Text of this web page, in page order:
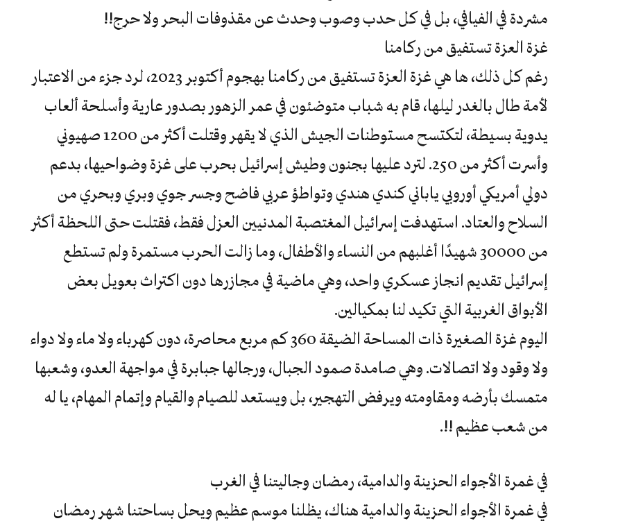
مشردة في الفيافي، بل في كل حدب وصوب وحدث عن مقذوفات البحر ولا حرج!!
غزة العزة تستفيق من ركامنا
رغم كل ذلك، ها هي غزة العزة تستفيق من ركامنا بهجوم أكتوبر 2023، لرد جزء من الاعتبار
لأمة طال بالغدر ليلها، قام به شباب متوضئون في عمر الزهور بصدور عارية وأسلحة ألعاب
يدوية بسيطة، لتكتسح مستوطنات الجيش الذي لا يقهر وقتلت أكثر من 1200 صهيوني
وأسرت أكثر من 250. لترد عليها بجنون وطيش إسرائيل بحرب على غزة وضواحيها، بدعم
دولي أمريكي أوروبي ياباني كندي هندي وتواطؤ عربي فاضح وجسر جوي وبري وبحري من
السلاح والعتاد. استهدفت إسرائيل المغتصبة المدنيين العزل فقط، فقتلت حتى اللحظة أكثر
من 30000 شهيدًا أغلبهم من النساء والأطفال، وما زالت الحرب مستمرة ولم تستطع
إسرائيل تقديم انجاز عسكري واحد، وهي ماضية في مجازرها دون اكتراث بعويل بعض
الأبواق الغربية التي تكيد لنا بمكيالين.
اليوم غزة الصغيرة ذات المساحة الضيقة 360 كم مربع محاصرة، دون كهرباء ولا ماء ولا دواء
ولا وقود ولا اتصالات. وهي صامدة صمود الجبال، ورجالها جبابرة في مواجهة العدو، وشعبها
متمسك بأرضه ومقاومته ويرفض التهجير، بل ويستعد للصيام والقيام وإتمام المهام، يا له
من شعب عظيم !!.
في غمرة الأجواء الحزينة والدامية، رمضان وجاليتنا في الغرب
في غمرة الأجواء الحزينة والدامية هناك، يظلنا موسم عظيم ويحل بساحتنا شهر رمضان